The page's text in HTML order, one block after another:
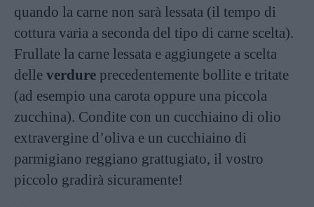
quando la carne non sarà lessata (il tempo di
cottura varia a seconda del tipo di carne scelta).
Frullate la carne lessata e aggiungete a scelta
delle verdure precedentemente bollite e tritate
(ad esempio una carota oppure una piccola
zucchina). Condite con un cucchiaino di olio
extravergine d’oliva e un cucchiaino di
parmigiano reggiano grattugiato, il vostro
piccolo gradirà sicuramente!